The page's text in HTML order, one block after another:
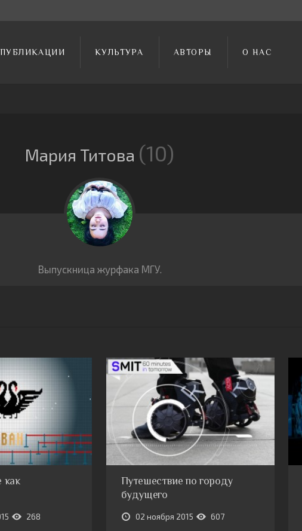
ПУБЛИКАЦИИ КУЛЬТУРА АВТОРЫ О НАС
Мария Титова 10
Выпускница журфака МГУ.
как
268
Путешествие по городу
будущего
02 ноября 2015 607